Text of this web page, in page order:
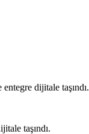
dijitale taşındı.
taşındı.